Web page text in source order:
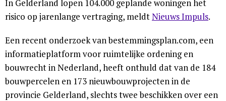
In Gelderland lopen 104.000 geplande woningen het
risico op jarenlange vertraging, meldtNieuws Impuls.
Een recent onderzoek van bestemmingsplan.com, een
informatieplatform voor ruimtelijke ordening en
bouwrecht in Nederland, heeft onthuld dat van de 184
bouwpercelen en 173 nieuwbouwprojecten in de
provincie Gelderland, slechts twee beschikken over een